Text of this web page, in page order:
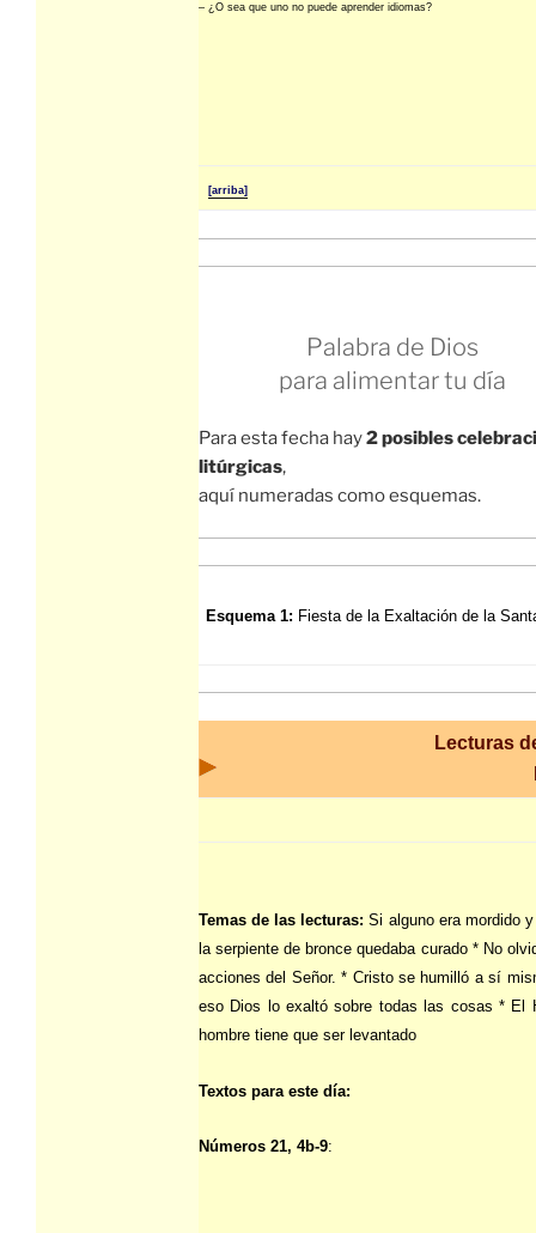
– ¿O sea que uno no puede aprender idiomas?
[arriba]
Palabra de Dios
para alimentar tu día
Para esta fecha hay2 posibles
litúrgicas,
aquí numeradas como esquemas.
Esquema 1: Fiesta de la Exaltación de la
Lecturas
Temas de las lecturas:Si alguno era mordido
la serpiente de bronce quedaba curado * No
acciones del Señor. * Cristo se humilló a sí
eso Dios lo exaltó sobre todas las cosas * El
hombre tiene que ser levantado
Textos para este día:
Números 21, 4b-9: